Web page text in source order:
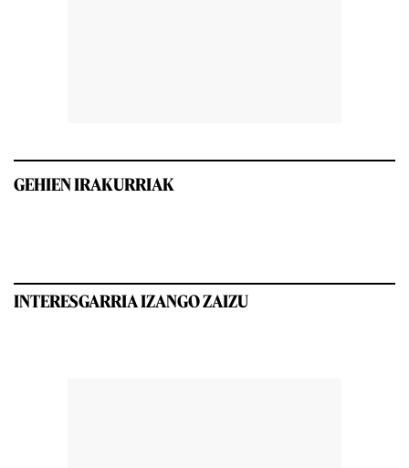
GEHIEN IRAKURRIAK
INTERESGARRIA IZANGO ZAIZU